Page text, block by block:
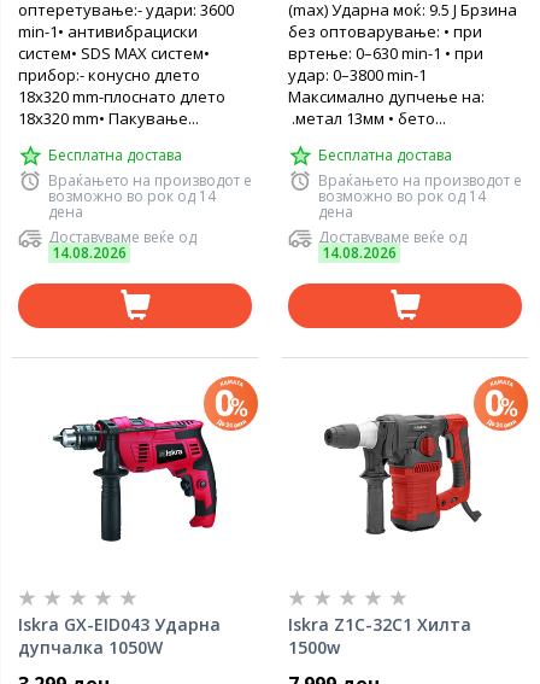
оптеретување:- удари: 3600
min-1• антивибрациски
систем• SDS MAX систем•
прибор:- конусно длето
18x320 mm-плоснато длето
18x320 mm• Пакување...
Бесплатна достава
Враќањето на производот е
возможно во рок од 14
дена
Доставуваме веќе од
14.08.2026
(max) Ударна моќ: 9.5 J Брзина
без оптоварување: • при
вртење: 0–630 min-1 • при
удар: 0–3800 min-1
Максимално дупчење на:
.метал 13мм • бето...
Бесплатна достава
Враќањето на производот е
возможно во рок од 14
дена
Доставуваме веќе од
14.08.2026
Iskra GX-EID043 Ударна
дупчалка 1050W
Iskra Z1C-32C1 Хилта
1500w